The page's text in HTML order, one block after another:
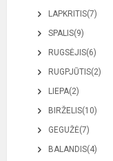
LAPKRITIS(7)
SPALIS(9)
RUGSĖJIS(6)
RUGPJŪTIS(2)
LIEPA(2)
BIRŽELIS(10)
GEGUŽĖ(7)
BALANDIS(4)